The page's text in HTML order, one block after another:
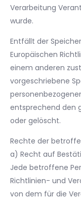
Verarbeitung
wurde.
Entfällt der
Europäischen
einem anderen
vorgeschriebene
entsprechend den
oder gelöscht.
Rechte der
a) Recht auf
Jede betroffene
Richtlinien- und
von dem für die